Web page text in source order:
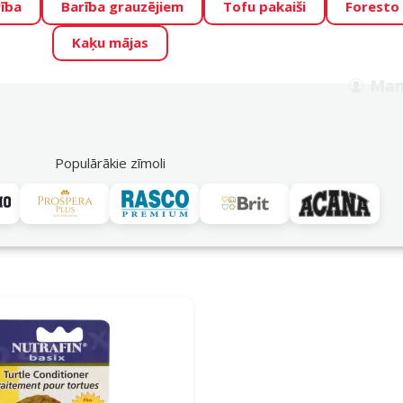
Zoo piedāvā lieliskas cenas mīluļu TOP barībām! 🍖 →
ŪSAIŅI”! Varbūt tieši Tavs mīlulis būs 2027. gada
Barība grauzējiem Tofu pakaiši
Foresto
Kaķu mājas
Populārākie zīmoli
Akciju piedāvājumi
Nutrafin